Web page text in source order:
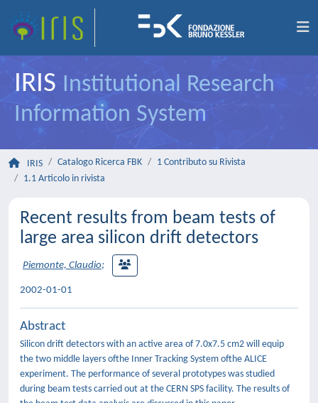
IRIS Institutional Research
Information System
IRIS Catalogo Ricerca FBK
1 Contributo su Rivista
1.1 Articolo in rivista
Recent results from beam tests of
large area silicon drift detectors
Piemonte, Claudio;
2002-01-01
Abstract
Silicon drift detectors with an active area of 7.0x7.5 cm2 will equip
the two middle layers ofthe Inner Tracking System ofthe ALICE
experiment. The performance of several prototypes was studied
during beam tests carried out at the CERN SPS facility. The results of